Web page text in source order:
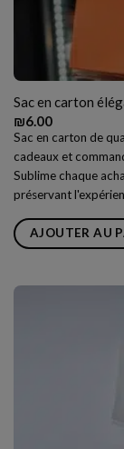
Sac en carton
₪6.00
Sac en carton de
cadeaux et
Sublime chaque
préservant
AJOUTER AU